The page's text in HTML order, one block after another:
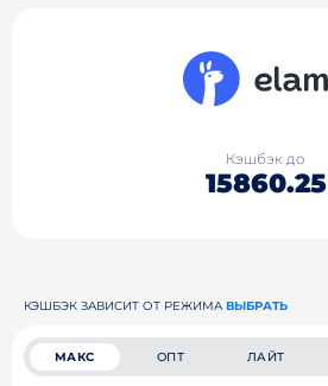
Кэшбэк до
15860.25
КЭШБЭК ЗАВИСИТ ОТ РЕЖИМА ВЫБРАТЬ
МАКС ОПТ ЛАЙТ